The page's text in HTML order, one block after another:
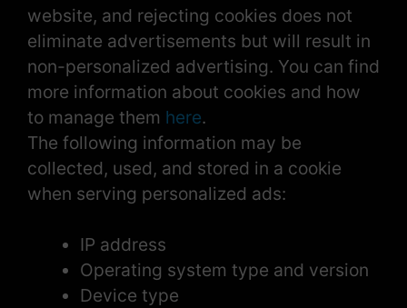
website, and rejecting cookies does not
eliminate advertisements but will result in
non-personalized advertising. You can find
more information about cookies and how
to manage them here.
The following information may be
collected, used, and stored in a cookie
when serving personalized ads:
IP address
Operating system type and version
Device type